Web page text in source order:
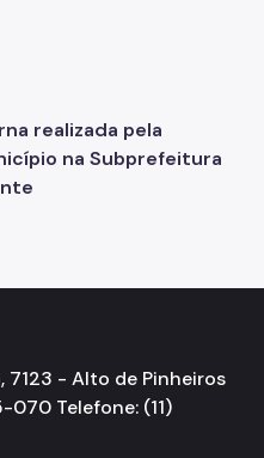
realizada pela
na Subprefeitura
7123 - Alto de Pinheiros
070 Telefone: (11)